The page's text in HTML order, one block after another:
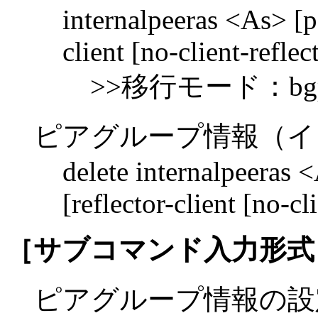
internalpeeras <As>
client [no-client-
>>移行モード：
ピアグループ情報（
delete internalpeeras
[reflector-client [no-
［サブコマンド入力形
ピアグループ情報の